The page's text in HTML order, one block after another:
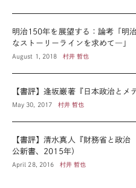
明治150年を展望する：論考「明
なストーリーラインを求めて―」
August 1, 2018 村井 哲也
【書評】逢坂巌著『日本政治とメ
May 30, 2017 村井 哲也
【書評】清水真人『財務省と政
公新書、2015年）
April 28, 2016 村井 哲也